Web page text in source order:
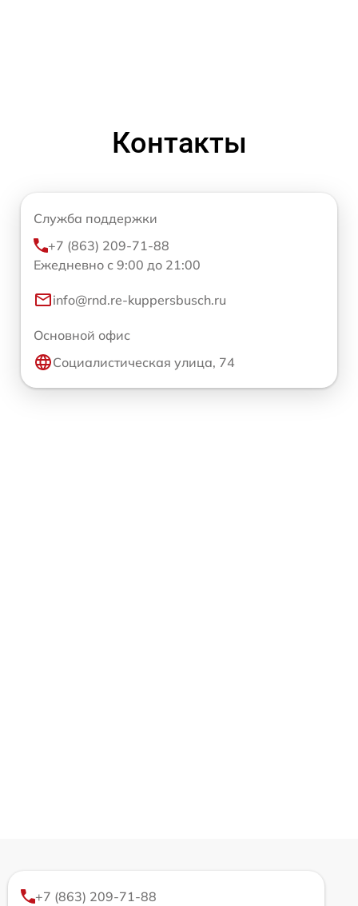
Контакты
Служба поддержки
+7 (863) 209-71-88
Ежедневно с 9:00 до 21:00
info@rnd.re-kuppersbusch.ru
Основной офис
Социалистическая улица, 74
+7 (863) 209-71-88